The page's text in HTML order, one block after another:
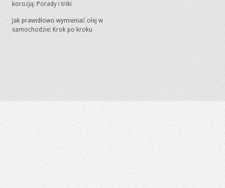
korozją: Porady i triki
Jak prawidłowo wymieniać olej w
samochodzie: Krok po kroku